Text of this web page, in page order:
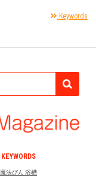
Keywords
KEYWORDS
魔法びん 浴槽